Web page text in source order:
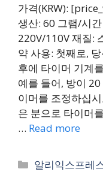
가격(KRW):
생산: 60 그램/시
220V/110V 재질:
약 사용: 첫째로,
후에 타이머 기계
예를 들어, 방이
이머를 조정하십
은 분으로 타이머
… Read more
Categories
알리익스프레